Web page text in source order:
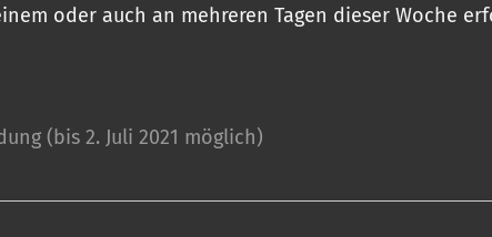
oder auch an mehreren Tagen dieser Woche
(bis 2. Juli 2021 möglich)